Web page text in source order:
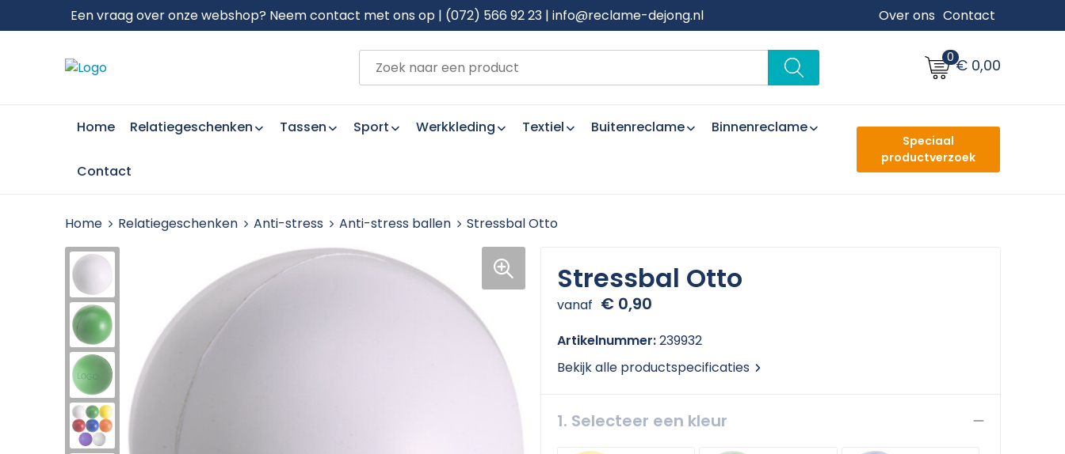
Een vraag over onze webshop? Neem contact met ons op | (072) 566 92 23 | info@reclame-dejong.nl Over ons Contact
0€ 0,00
Home Relatiegeschenken Tassen Sport Werkkleding Textiel Buitenreclame Binnenreclame
Contact
Speciaal
productverzoek
Home Relatiegeschenken Anti-stress Anti-stress ballen Stressbal Otto
Stressbal Otto
vanaf € 0,90
Artikelnummer:239932
Bekijk alle productspecificaties
1. Selecteer een kleur